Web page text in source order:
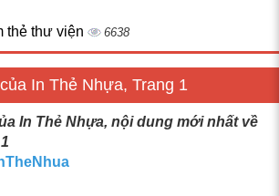
thẻ thư viện 6638
In Thẻ Nhựa, Trang 1
In Thẻ Nhựa, nội dung mới nhất về